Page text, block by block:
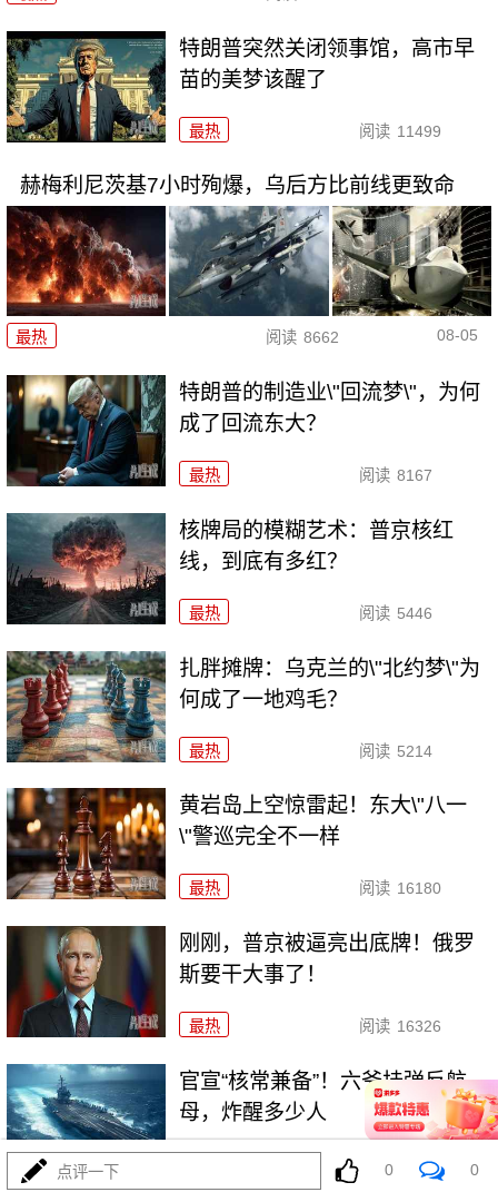
特朗普突然关闭领事馆，高市早
苗的美梦该醒了
最热 阅读 11499
赫梅利尼茨基7小时殉爆，乌后方比前线更致命
最热 阅读 8662 08-05
特朗普的制造业\"回流梦\"，为何
成了回流东大？
最热 阅读 8167
核牌局的模糊艺术：普京核红
线，到底有多红？
最热 阅读 5446
扎胖摊牌：乌克兰的\"北约梦\"为
何成了一地鸡毛？
最热 阅读 5214
黄岩岛上空惊雷起！东大\"八一
\"警巡完全不一样
最热 阅读 16180
刚刚，普京被逼亮出底牌！俄罗
斯要干大事了！
最热 阅读 16326
官宣“核常兼备”！六爷挂弹反航
母，炸醒多少人
阅读 13099
点评一下 0 0